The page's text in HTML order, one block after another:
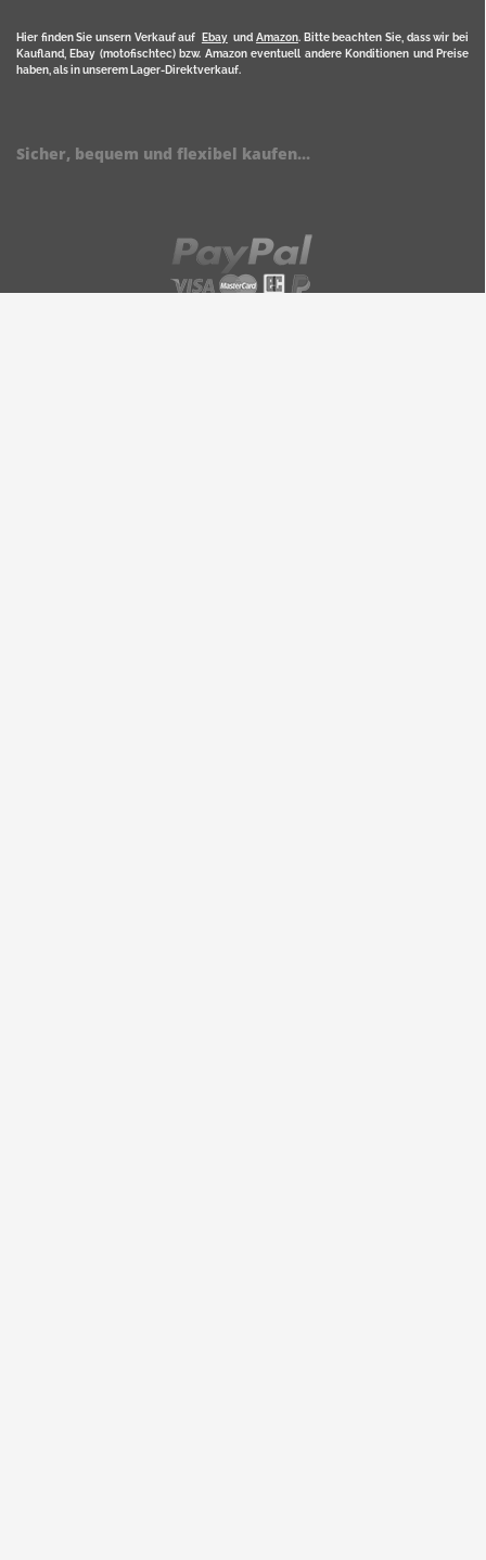
Hier finden Sie unsern Verkauf auf Ebayund Amazon. Bitte beachten Sie, dass wir bei
Kaufland, Ebay (motofischtec) bzw. Amazon eventuell andere Konditionen und Preise
haben, als in unserem Lager-Direktverkauf.
Sicher, bequem und flexibel kaufen...